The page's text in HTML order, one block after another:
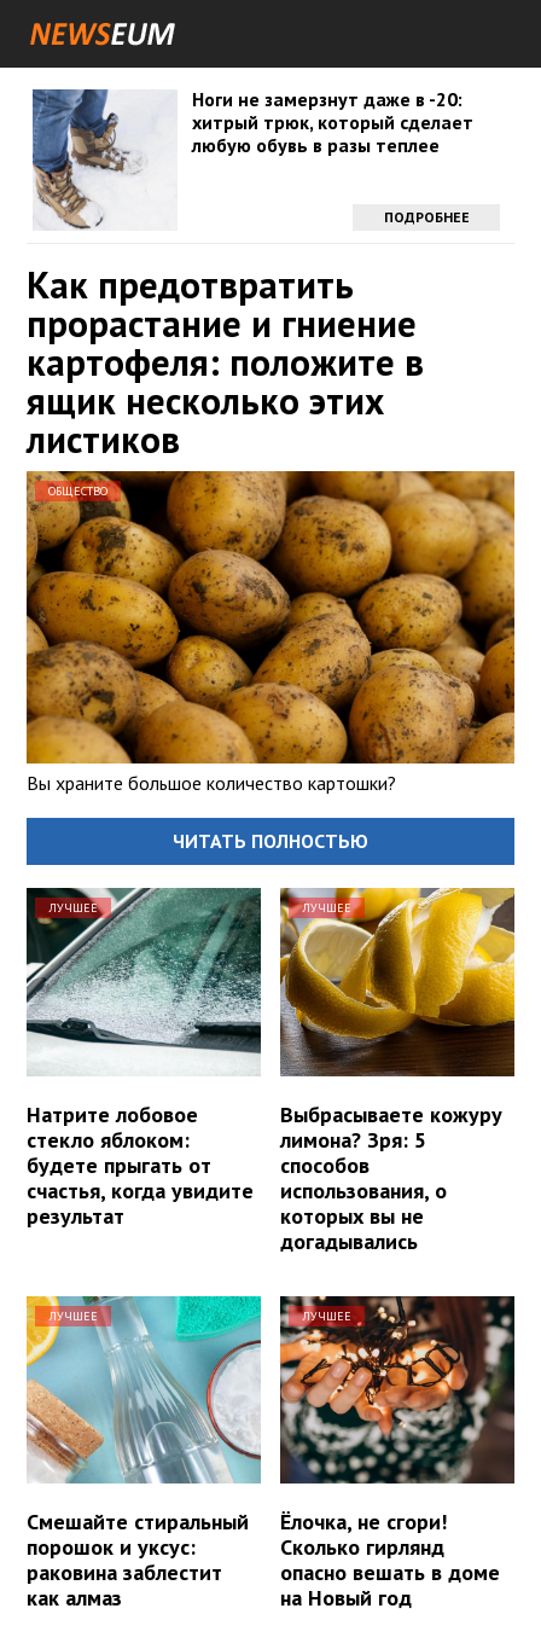
Ноги не замерзнут даже в -20:
хитрый трюк, который сделает
любую обувь в разы теплее
ПОДРОБНЕЕ
Как предотвратить
прорастание и гниение
картофеля: положите в
ящик несколько этих
листиков
ОБЩЕСТВО
Вы храните большое количество картошки?
ЧИТАТЬ ПОЛНОСТЬЮ
ЛУЧШЕЕ
Натрите лобовое
стекло яблоком:
будете прыгать от
счастья, когда увидите
результат
ЛУЧШЕЕ
Выбрасываете кожуру
лимона? Зря: 5
способов
использования, о
которых вы не
догадывались
ЛУЧШЕЕ
Смешайте стиральный
порошок и уксус:
раковина заблестит
как алмаз
ЛУЧШЕЕ
Ёлочка, не сгори!
Сколько гирлянд
опасно вешать в доме
на Новый год